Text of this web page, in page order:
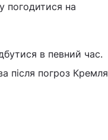
погодитися на
в певний час.
після погроз Кремля